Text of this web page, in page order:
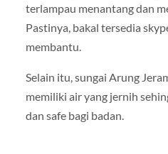
terlampau menantang dan
Pastinya, bakal tersedia
membantu.
Selain itu, sungai Arung
memiliki air yang jernih
dan safe bagi badan.